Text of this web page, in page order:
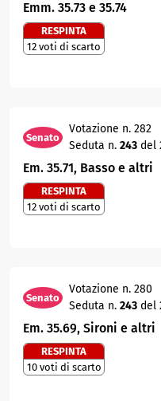
Emm. 35.73 e 35.74
RESPINTA
12 voti di scarto
Senato
Votazione n. 282
Seduta n. 243 del
Em. 35.71, Basso e altri
RESPINTA
12 voti di scarto
Senato
Votazione n. 280
Seduta n. 243 del
Em. 35.69, Sironi e altri
RESPINTA
10 voti di scarto